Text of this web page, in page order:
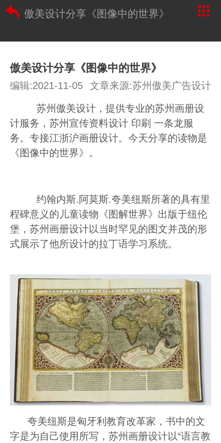
傲美设计分享《图像中的世界》
傲美设计分享《图像中的世界》
编辑:2021-11-05 文章来源:苏州傲美广告设计
苏州傲美设计，提供专业的苏州画册设
计服务，苏州宣传资料设计 印刷 一条龙服
务。专接江浙沪画册设计。今天分享的读物是
《图像中的世界》。
约翰内斯.阿莫斯.夸美纽斯所著的具有里
程碑意义的儿童读物《图解世界》出版于纽伦
堡，苏州画册设计以当时罕见的图文并茂的形
式展示了他所设计的拉丁语学习系统。
夸美纽斯是匈牙利教育改革家，书中的文
字是为自己使用所写，苏州画册设计以“语言教